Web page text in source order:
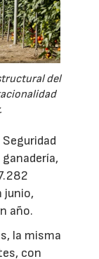
del
junio,
año.
la misma
con